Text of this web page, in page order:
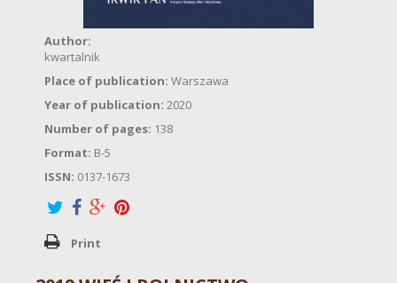
Author:
kwartalnik
Place of publication: Warszawa
Year of publication: 2020
Number of pages: 138
Format: B-5
ISSN: 0137-1673
Print